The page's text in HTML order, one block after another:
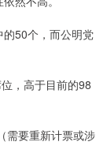
50个，而公明党
，高于目前的98
需要重新计票或涉